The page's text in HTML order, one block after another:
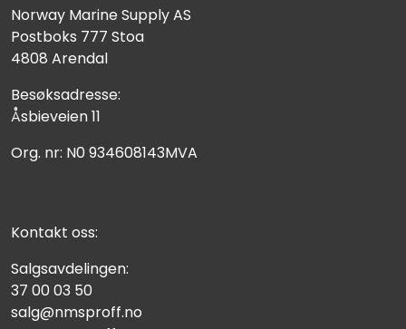
Norway Marine Supply AS
Postboks 777 Stoa
4808 Arendal
Besøksadresse:
Åsbieveien 11
Org. nr: N0 934608143MVA
Kontakt oss:
Salgsavdelingen:
37 00 03 50
salg@nmsproff.no